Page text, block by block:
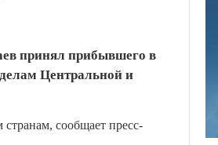
принял прибывшего в
Центральной и
сообщает пресс-